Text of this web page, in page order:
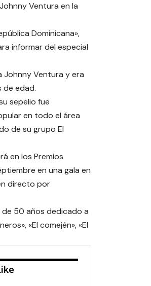
Ventura en la
Dominicana»,
informar del especial
Johnny Ventura y era
de edad.
sepelio fue
en todo el área
de su grupo El
en los Premios
en una gala en
directo por
de 50 años dedicado a
«El comején», «El